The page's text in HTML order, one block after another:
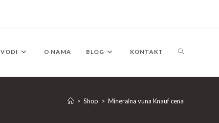
O NAMA BLOG KONTAKT TOGGLE
WEBSITE
> Shop > Mineralna vuna Knauf cena